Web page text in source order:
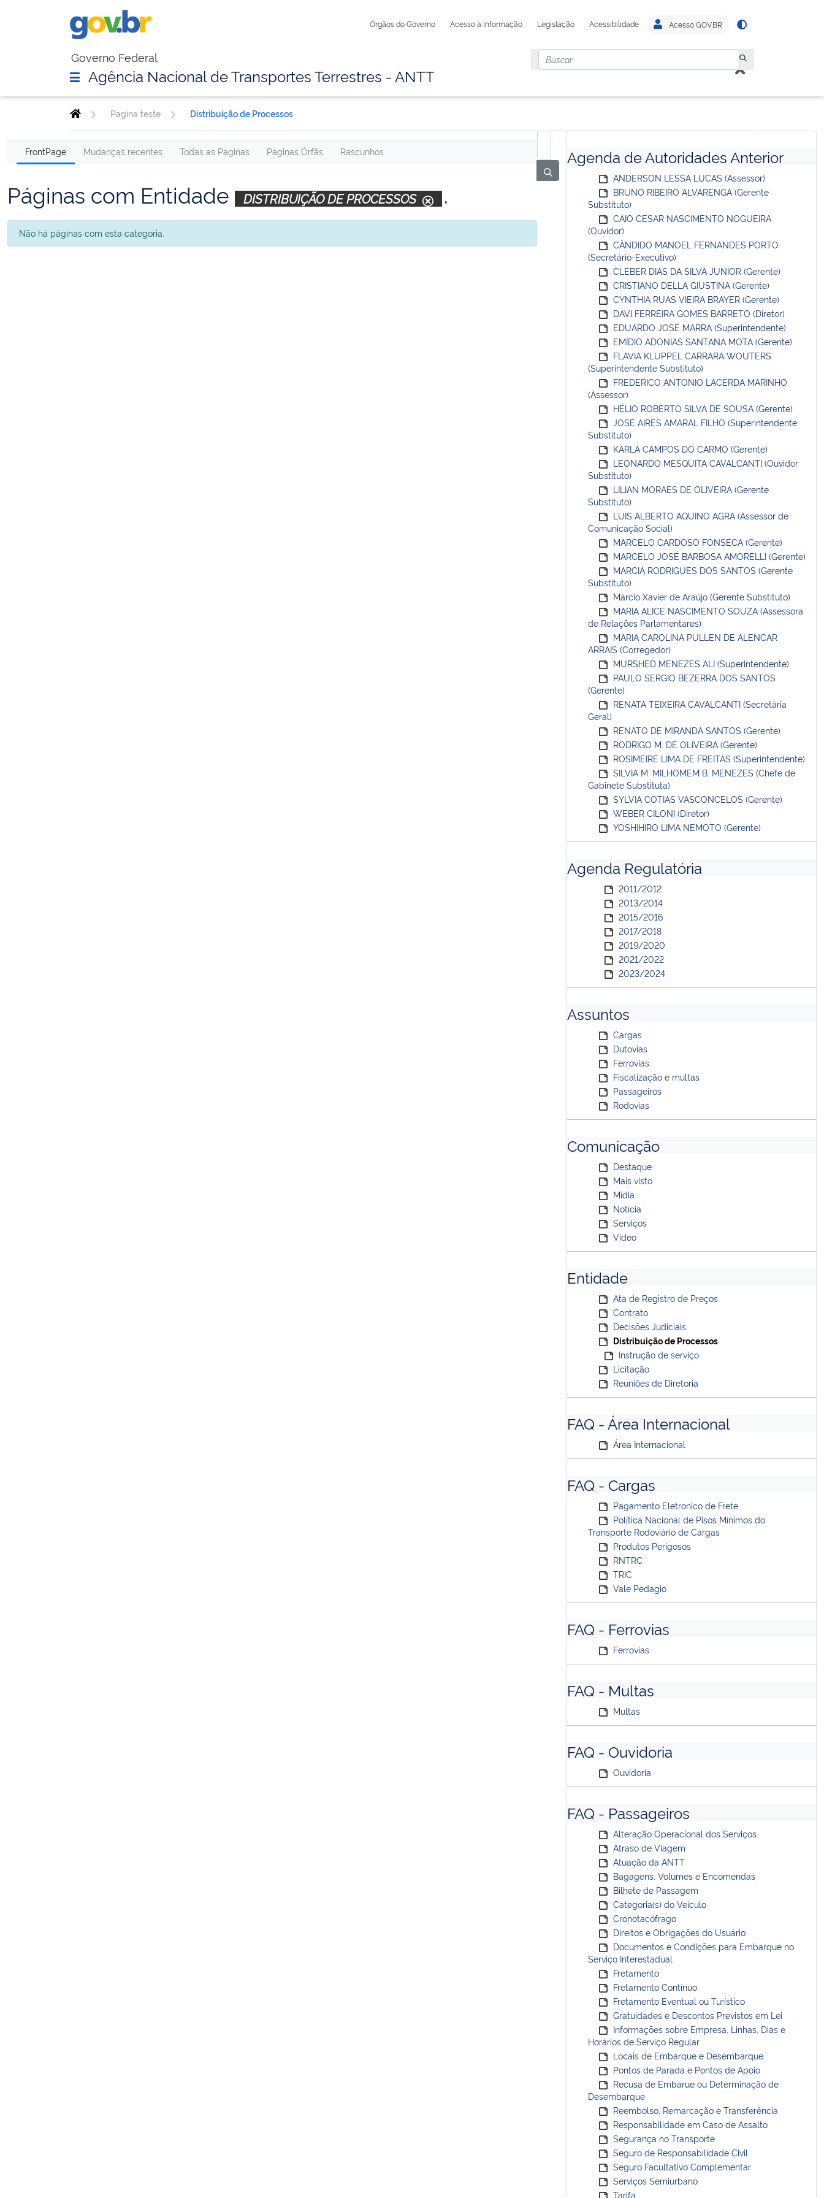
Órgãos do Governo Acesso à Informação Legislação Acessibilidade Acesso GOV.BR
Governo Federal
Agência Nacional de Transportes Terrestres - ANTT
Pagina teste Distribuição de Processos
FrontPage Mudanças recentes Todas as Páginas Páginas Órfãs Rascunhos
Páginas com Entidade DISTRIBUIÇÃO DE PROCESSOS .
Não há páginas com esta categoria.
Agenda de Autoridades Anterior
ANDERSON LESSA LUCAS (Assessor)
BRUNO RIBEIRO ALVARENGA (Gerente
Substituto)
CAIO CESAR NASCIMENTO NOGUEIRA
(Ouvidor)
CÂNDIDO MANOEL FERNANDES PORTO
(Secretário-Executivo)
CLEBER DIAS DA SILVA JUNIOR (Gerente)
CRISTIANO DELLA GIUSTINA (Gerente)
CYNTHIA RUAS VIEIRA BRAYER (Gerente)
DAVI FERREIRA GOMES BARRETO (Diretor)
EDUARDO JOSÉ MARRA (Superintendente)
EMÍDIO ADONIAS SANTANA MOTA (Gerente)
FLAVIA KLUPPEL CARRARA WOUTERS
(Superintendente Substituto)
FREDERICO ANTONIO LACERDA MARINHO
(Assessor)
HÉLIO ROBERTO SILVA DE SOUSA (Gerente)
JOSÉ AIRES AMARAL FILHO (Superintendente
Substituto)
KARLA CAMPOS DO CARMO (Gerente)
LEONARDO MESQUITA CAVALCANTI (Ouvidor
Substituto)
LILIAN MORAES DE OLIVEIRA (Gerente
Substituto)
LUIS ALBERTO AQUINO AGRA (Assessor de
Comunicação Social)
MARCELO CARDOSO FONSECA (Gerente)
MARCELO JOSÉ BARBOSA AMORELLI (Gerente)
MARCIA RODRIGUES DOS SANTOS (Gerente
Substituto)
Márcio Xavier de Araújo (Gerente Substituto)
MARIA ALICE NASCIMENTO SOUZA (Assessora
de Relações Parlamentares)
MARIA CAROLINA PULLEN DE ALENCAR
ARRAIS (Corregedor)
MURSHED MENEZES ALI (Superintendente)
PAULO SERGIO BEZERRA DOS SANTOS
(Gerente)
RENATA TEIXEIRA CAVALCANTI (Secretária
Geral)
RENATO DE MIRANDA SANTOS (Gerente)
RODRIGO M. DE OLIVEIRA (Gerente)
ROSIMEIRE LIMA DE FREITAS (Superintendente)
SILVIA M. MILHOMEM B. MENEZES (Chefe de
Gabinete Substituta)
SYLVIA COTIAS VASCONCELOS (Gerente)
WEBER CILONI (Diretor)
YOSHIHIRO LIMA NEMOTO (Gerente)
Agenda Regulatória
2011/2012
2013/2014
2015/2016
2017/2018
2019/2020
2021/2022
2023/2024
Assuntos
Cargas
Dutovias
Ferrovias
Fiscalização e multas
Passageiros
Rodovias
Comunicação
Destaque
Mais visto
Mídia
Notícia
Serviços
Vídeo
Entidade
Ata de Registro de Preços
Contrato
Decisões Judiciais
Distribuição de Processos
Instrução de serviço
Licitação
Reuniões de Diretoria
FAQ - Área Internacional
Área Internacional
FAQ - Cargas
Pagamento Eletronico de Frete
Política Nacional de Pisos Mínimos do
Transporte Rodoviário de Cargas
Produtos Perigosos
RNTRC
TRIC
Vale Pedagio
FAQ - Ferrovias
Ferrovias
FAQ - Multas
Multas
FAQ - Ouvidoria
Ouvidoria
FAQ - Passageiros
Alteração Operacional dos Serviços
Atraso de Viagem
Atuação da ANTT
Bagagens, Volumes e Encomendas
Bilhete de Passagem
Categoria(s) do Veículo
Cronotacófrago
Direitos e Obrigações do Usuário
Documentos e Condições para Embarque no
Serviço Interestadual
Fretamento
Fretamento Contínuo
Fretamento Eventual ou Turístico
Gratuidades e Descontos Previstos em Lei
Informações sobre Empresa, Linhas, Dias e
Horários de Serviço Regular
Locais de Embarque e Desembarque
Pontos de Parada e Pontos de Apoio
Recusa de Embarue ou Determinação de
Desembarque
Reembolso, Remarcação e Transferência
Responsabilidade em Caso de Assalto
Segurança no Transporte
Seguro de Responsabilidade Civil
Seguro Facultativo Complementar
Serviços Semiurbano
Tarifa